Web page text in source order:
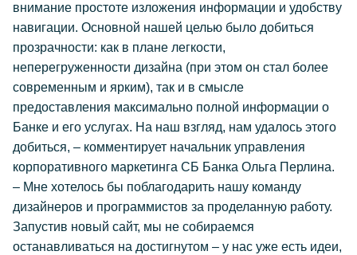
внимание простоте изложения информации и удобству
навигации. Основной нашей целью было добиться
прозрачности: как в плане легкости,
неперегруженности дизайна (при этом он стал более
современным и ярким), так и в смысле
предоставления максимально полной информации о
Банке и его услугах. На наш взгляд, нам удалось этого
добиться, – комментирует начальник управления
корпоративного маркетинга СБ Банка Ольга Перлина.
– Мне хотелось бы поблагодарить нашу команду
дизайнеров и программистов за проделанную работу.
Запустив новый сайт, мы не собираемся
останавливаться на достигнутом – у нас уже есть идеи,